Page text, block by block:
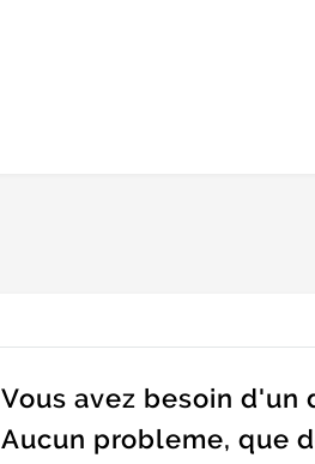
Vous avez besoin d'un
Aucun probleme, que